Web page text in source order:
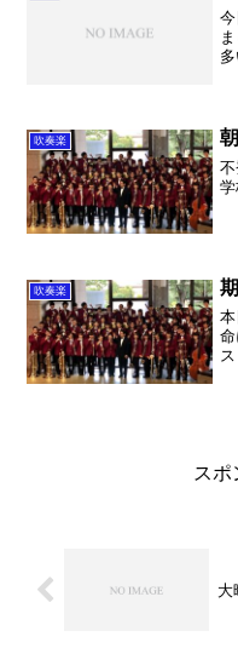
生
吹奏楽
学
吹奏楽
スポ
大